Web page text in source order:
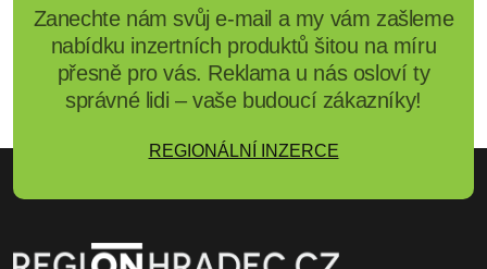
Zanechte nám svůj e-mail a my vám zašleme
nabídku inzertních produktů šitou na míru
přesně pro vás. Reklama u nás osloví ty
správné lidi – vaše budoucí zákazníky!
REGIONÁLNÍ INZERCE